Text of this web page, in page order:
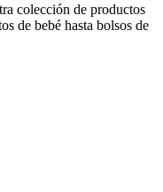
colección de productos
de bebé hasta bolsos de